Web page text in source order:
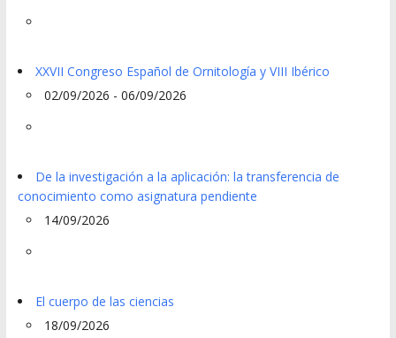
XXVII Congreso Español de Ornitología y VIII Ibérico
02/09/2026 - 06/09/2026
De la investigación a la aplicación: la transferencia de
conocimiento como asignatura pendiente
14/09/2026
El cuerpo de las ciencias
18/09/2026